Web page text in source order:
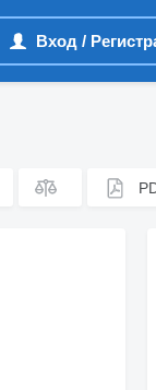
Вход /